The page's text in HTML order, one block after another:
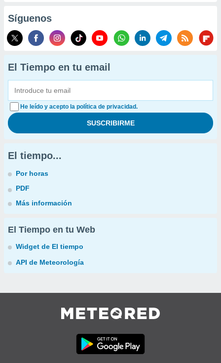
Síguenos
El Tiempo en tu email
He leído y acepto la política de privacidad.
El tiempo...
Por horas
PDF
Más información
El Tiempo en tu Web
Widget de El tiempo
API de Meteorología